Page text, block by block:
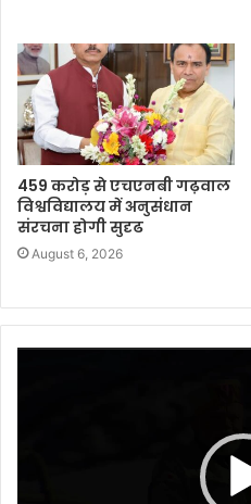
459 करोड़ से एचएनबी गढ़वाल
विश्वविद्यालय में अनुसंधान
संरचना होगी सुदृढ
August 6, 2026